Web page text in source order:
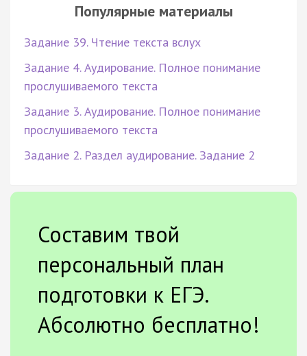
Популярные материалы
Задание 39. Чтение текста вслух
Задание 4. Аудирование. Полное понимание
прослушиваемого текста
Задание 3. Аудирование. Полное понимание
прослушиваемого текста
Задание 2. Раздел аудирование. Задание 2
Составим твой
персональный план
подготовки к ЕГЭ.
Абсолютно бесплатно!